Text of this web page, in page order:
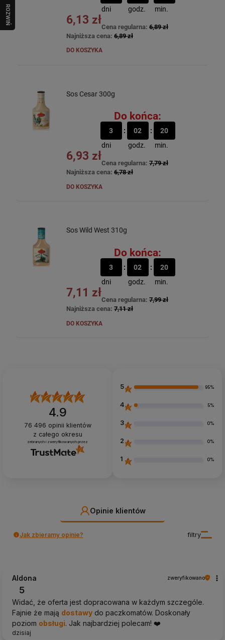
R
O
Z
W
I
Ń
O
B
I dni godz. min.
6,13 zł
Cena regularna: 6,89 zł
Najniższa cena: 6,89 zł
DO KOSZYKA
Sos Cesar 300g
Do końca:
3
dni
02
godz.
20
min.
6,93 zł
Cena regularna: 7,79 zł
Najniższa cena: 6,78 zł
DO KOSZYKA
Sos Wild West 310g
Do końca:
3
dni
02
godz.
20
min.
7,11 zł
Cena regularna: 7,99 zł
Najniższa cena: 7,11 zł
DO KOSZYKA
4.9
76 496 opinii klientów
z całego okresu
zebranych i zweryfikowanych przez
5 95%
4 5%
3 0%
2 0%
1 0%
Opinie klientów
filtry
Jak zbieramy opinie?
Aldona zweryfikowano
5
Widać, że oferta jest dopracowana w każdym szczególe.
Fajnie że mają dostawy do paczkomatów. Doskonały
poziom obsługi. Jak najbardziej polecam! ❤️
dzisiaj